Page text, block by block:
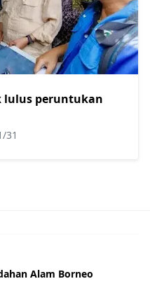
lulus peruntukan
31
Alam Borneo